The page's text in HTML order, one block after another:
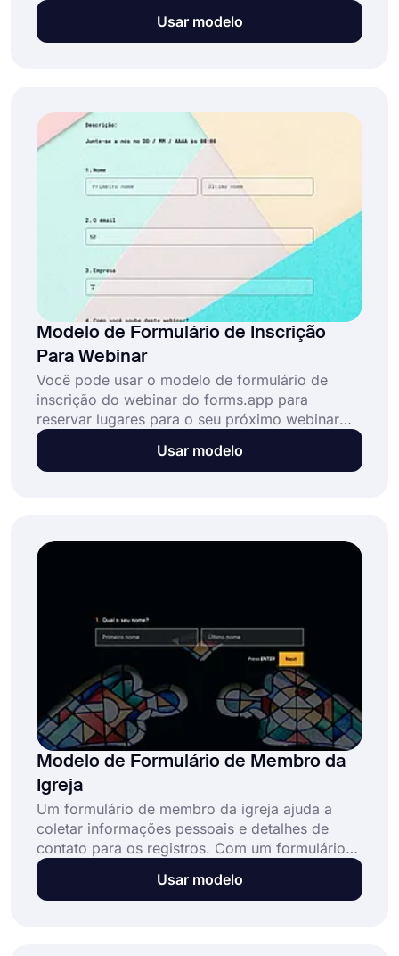
alguns motivos. Com um formulário de
inscrição no festival, você coletará informações
Usar modelo
Modelo de Formulário de Inscrição
Para Webinar
Você pode usar o modelo de formulário de
inscrição do webinar do forms.app para
reservar lugares para o seu próximo webinar
online! Você pode começar rapidamente com
este modelo de formulário pronto para uso,
incorporá-lo à página de registro do seu
webinar! É totalmente gratuito e não requer
Usar modelo
Modelo de Formulário de Membro da
Igreja
Um formulário de membro da igreja ajuda a
coletar informações pessoais e detalhes de
contato para os registros. Com um formulário
de registro online, as pessoas podem
facilmente se inscrever como membros da
Usar modelo